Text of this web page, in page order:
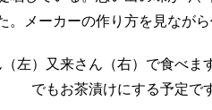
。メーカーの作り方を見ながら